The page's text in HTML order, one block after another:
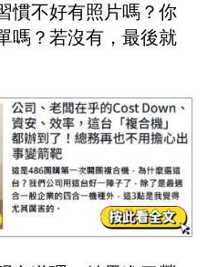
慣不好有照片嗎？你
嗎？若沒有，最後就